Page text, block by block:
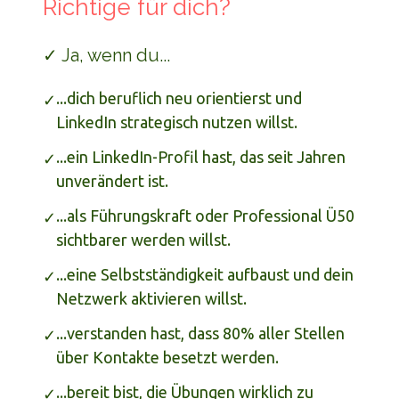
Richtige für dich?
✓ Ja, wenn du...
✓ ...dich beruflich neu orientierst und
LinkedIn strategisch nutzen willst.
✓ ...ein LinkedIn-Profil hast, das seit Jahren
unverändert ist.
✓ ...als Führungskraft oder Professional Ü50
sichtbarer werden willst.
✓ ...eine Selbstständigkeit aufbaust und dein
Netzwerk aktivieren willst.
✓ ...verstanden hast, dass 80% aller Stellen
über Kontakte besetzt werden.
✓ ...bereit bist, die Übungen wirklich zu